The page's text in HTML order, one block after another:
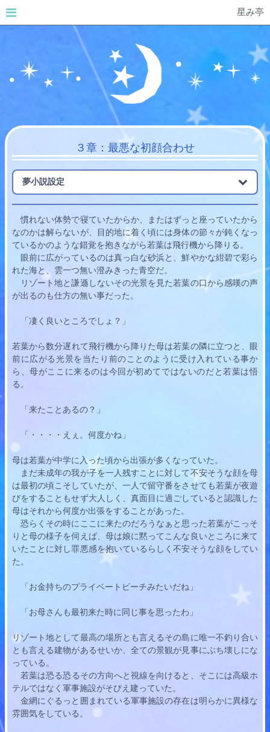
星み亭
３章：最悪な初顔合わせ
夢小説設定
慣れない体勢で寝ていたからか、またはずっと座っていたから
なのかは解らないが、目的地に着く頃には身体の節々が鈍くなっ
ているかのような錯覚を抱きながら若葉は飛行機から降りる。
眼前に広がっているのは真っ白な砂浜と、鮮やかな紺碧で彩ら
れた海と、雲一つ無い澄みきった青空だ。
リゾート地と謙遜しないその光景を見た若葉の口から感嘆の声
が出るのも仕方の無い事だった。
「凄く良いところでしょ？」
若葉から数分遅れて飛行機から降りた母は若葉の隣に立つと、眼
前に広がる光景を当たり前のことのように受け入れている事か
ら、母がここに来るのは今回が初めてではないのだと若葉は悟
る。
「来たことあるの？」
「・・・・えぇ。何度かね」
母は若葉が中学に入った頃から出張が多くなっていた。
まだ未成年の我が子を一人残すことに対して不安そうな顔を母
は最初の頃こそしていたが、一人で留守番をさせても若葉が夜遊
びをすることもせず大人しく、真面目に過ごしていると認識した
母はそれから何度か出張をすることがあった。
恐らくその時にここに来たのだろうなぁと思った若葉がこっそ
りと母の様子を伺えば、母は娘に黙ってこんな良いところに来て
いたことに対し罪悪感を抱いているらしく不安そうな顔をしてい
た。
「お金持ちのプライベートビーチみたいだね」
「お母さんも最初来た時に同じ事を思ったわ」
リゾート地として最高の場所とも言えるその島に唯一不釣り合い
とも言える建物があるせいか、全ての景観が見事にぶち壊しにな
っている。
若葉は恐る恐るその方向へと視線を向けると、そこには高級ホ
テルではなく軍事施設がそびえ建っていた。
金網にぐるっと囲まれている軍事施設の存在は明らかに異様な
雰囲気をしている。